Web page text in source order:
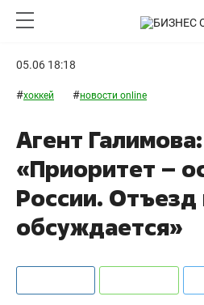
05.06 18:18
#хоккей #новости online
Агент Галимова:
«Приоритет –
России.
обсуждается»